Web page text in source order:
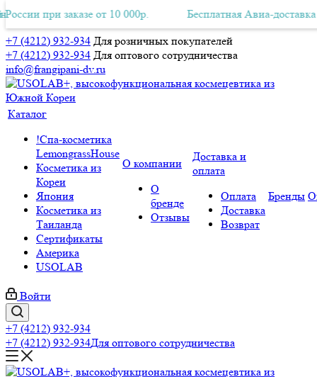
+7 (4212) 932-934 Для розничных покупателей
+7 (4212) 932-934 Для оптового сотрудничества
info@frangipani-dv.ru
Авиа-доставка по всей России при заказе от 10 000р.
заказе от 10 000р. Бесплатная Авиа-доставка по всей
Каталог
!Спа-косметика
LemongrassHouse
Косметика из
Кореи
Япония
Косметика из
Таиланда
Сертификаты
Америка
USOLAB
О компании
О
бренде
Отзывы
Доставка и
оплата
Оплата
Доставка
Возврат
Бренды
Войти
+7 (4212) 932-934
+7 (4212) 932-934Для оптового сотрудничества